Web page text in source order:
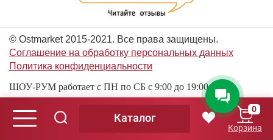
© Ostmarket 2015-2021. Все права защищены.
Соглашение на обработку персональных данных
Политика конфиденциальности
ШОУ-РУМ работает с ПН по СБ с 9:00 до 19:00
© Ostmarket 2015-2026. Все права защищены.
Каталог
0
Корзина